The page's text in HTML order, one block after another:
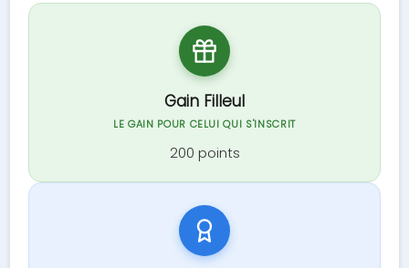
Gain Filleul
LE GAIN POUR CELUI QUI S'INSCRIT
200 points